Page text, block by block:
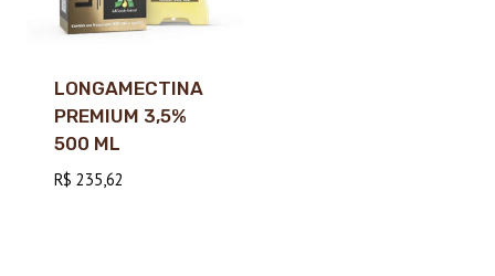
LONGAMECTINA
PREMIUM 3,5%
500 ML
R$ 235,62